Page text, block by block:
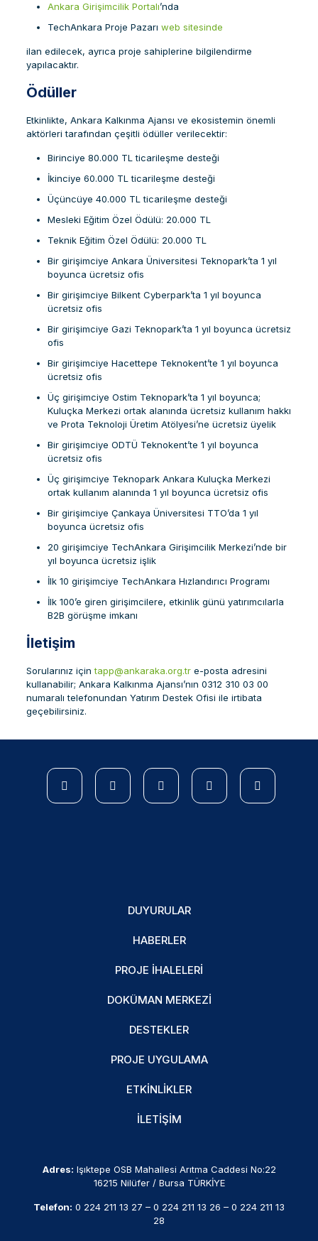
Ankara Girişimcilik Portalı’nda
TechAnkara Proje Pazarı web sitesinde
ilan edilecek, ayrıca proje sahiplerine bilgilendirme
yapılacaktır.
Ödüller
Etkinlikte, Ankara Kalkınma Ajansı ve ekosistemin önemli
aktörleri tarafından çeşitli ödüller verilecektir:
Birinciye 80.000 TL ticarileşme desteği
İkinciye 60.000 TL ticarileşme desteği
Üçüncüye 40.000 TL ticarileşme desteği
Mesleki Eğitim Özel Ödülü: 20.000 TL
Teknik Eğitim Özel Ödülü: 20.000 TL
Bir girişimciye Ankara Üniversitesi Teknopark’ta 1 yıl
boyunca ücretsiz ofis
Bir girişimciye Bilkent Cyberpark’ta 1 yıl boyunca
ücretsiz ofis
Bir girişimciye Gazi Teknopark’ta 1 yıl boyunca ücretsiz
ofis
Bir girişimciye Hacettepe Teknokent’te 1 yıl boyunca
ücretsiz ofis
Üç girişimciye Ostim Teknopark’ta 1 yıl boyunca;
Kuluçka Merkezi ortak alanında ücretsiz kullanım hakkı
ve Prota Teknoloji Üretim Atölyesi’ne ücretsiz üyelik
Bir girişimciye ODTÜ Teknokent’te 1 yıl boyunca
ücretsiz ofis
Üç girişimciye Teknopark Ankara Kuluçka Merkezi
ortak kullanım alanında 1 yıl boyunca ücretsiz ofis
Bir girişimciye Çankaya Üniversitesi TTO’da 1 yıl
boyunca ücretsiz ofis
20 girişimciye TechAnkara Girişimcilik Merkezi’nde bir
yıl boyunca ücretsiz işlik
İlk 10 girişimciye TechAnkara Hızlandırıcı Programı
İlk 100’e giren girişimcilere, etkinlik günü yatırımcılarla
B2B görüşme imkanı
İletişim
Sorularınız içintapp@ankaraka.org.tre-posta adresini
kullanabilir; Ankara Kalkınma Ajansı’nın 0312 310 03 00
numaralı telefonundan Yatırım Destek Ofisi ile irtibata
geçebilirsiniz.
DUYURULAR
HABERLER
PROJE İHALELERI
DOKÜMAN MERKEZI
DESTEKLER
PROJE UYGULAMA
ETKINLIKLER
İLETIŞIM
Adres: Işıktepe OSB Mahallesi Arıtma Caddesi No:22
16215 Nilüfer / Bursa TÜRKİYE
Telefon: 0 224 211 13 27 – 0 224 211 13 26 – 0 224 211 13
28